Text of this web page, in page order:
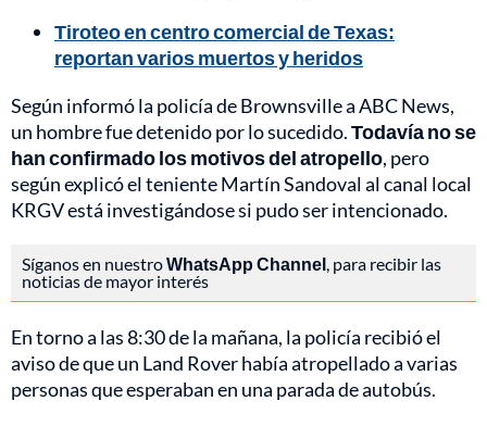
Tiroteo en centro comercial de Texas:
reportan varios muertos y heridos
Según informó la policía de Brownsville a ABC News,
un hombre fue detenido por lo sucedido.Todavía no se
han confirmado los motivos del atropello, pero
según explicó el teniente Martín Sandoval al canal local
KRGV está investigándose si pudo ser intencionado.
Síganos en nuestroWhatsApp Channel , para recibir las
noticias de mayor interés
En torno a las 8:30 de la mañana, la policía recibió el
aviso de que un Land Rover había atropellado a varias
personas que esperaban en una parada de autobús.